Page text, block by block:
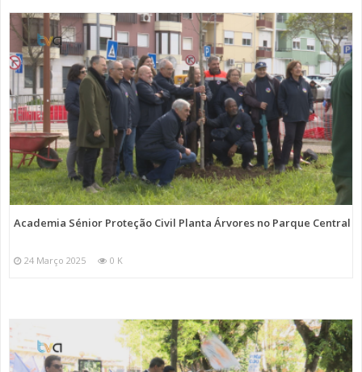
Academia Sénior Proteção Civil Planta Árvores no Parque Central
24 Março 2025 0 K